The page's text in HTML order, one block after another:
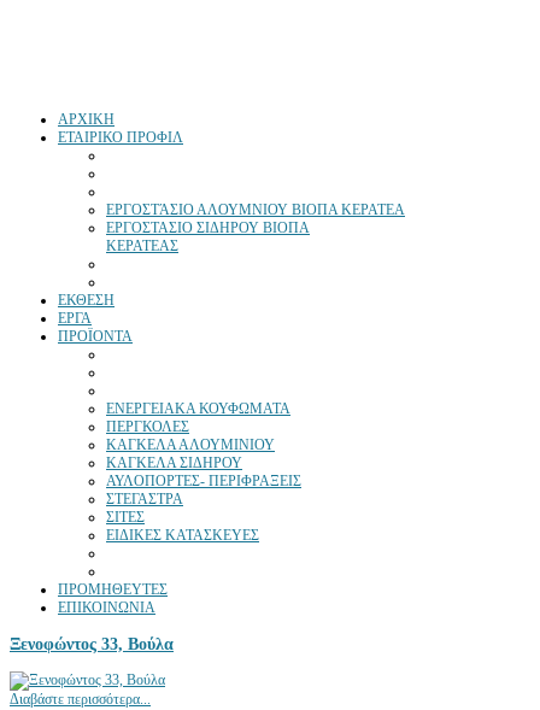
ΑΡΧΙΚΗ
ΕΤΑΙΡΙΚΟ ΠΡΟΦΙΛ
ΕΡΓΟΣΤΆΣΙΟ ΑΛΟΥΜΝΙΟΥ ΒΙΟΠΑ ΚΕΡΑΤΕΑ
ΕΡΓΟΣΤΑΣΙΟ ΣΙΔΗΡΟΥ ΒΙΟΠΑ
ΚΕΡΑΤΕΑΣ
ΕΚΘΕΣΗ
ΕΡΓΑ
ΠΡΟΪΟΝΤΑ
ΕΝΕΡΓΕΙΑΚΑ ΚΟΥΦΩΜΑΤΑ
ΠΕΡΓΚΟΛΕΣ
ΚΑΓΚΕΛΑ ΑΛΟΥΜΙΝΙΟΥ
ΚΑΓΚΕΛΑ ΣΙΔΗΡΟΥ
ΑΥΛΟΠΟΡΤΕΣ- ΠΕΡΙΦΡΑΞΕΙΣ
ΣΤΕΓΑΣΤΡΑ
ΣΙΤΕΣ
ΕΙΔΙΚΕΣ ΚΑΤΑΣΚΕΥΕΣ
ΠΡΟΜΗΘΕΥΤΕΣ
ΕΠΙΚΟΙΝΩΝΙΑ
Ξενοφώντος 33, Βούλα
Διαβάστε περισσότερα...